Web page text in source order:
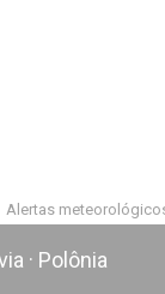
Alertas
· Polônia